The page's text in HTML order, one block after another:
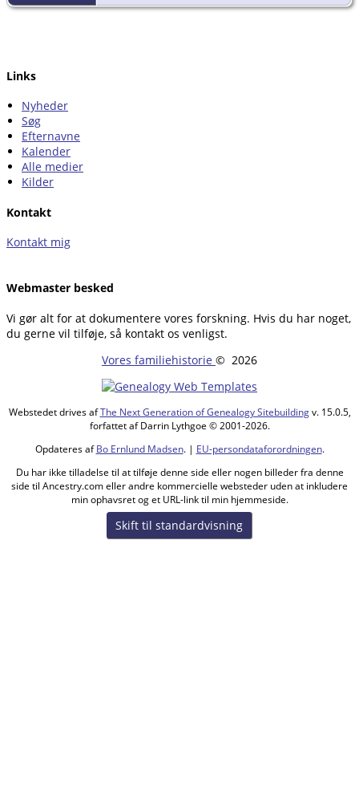
Links
Nyheder
Søg
Efternavne
Kalender
Alle medier
Kilder
Kontakt
Kontakt mig
Webmaster besked
Vi gør alt for at dokumentere vores forskning. Hvis du har noget,
du gerne vil tilføje, så kontakt os venligst.
Vores familiehistorie © 2026
Webstedet drives afThe Next Generation of Genealogy Sitebuildingv. 15.0.5,
forfattet af Darrin Lythgoe © 2001-2026.
Opdateres afBo Ernlund Madsen. | EU-persondataforordningen.
Du har ikke tilladelse til at tilføje denne side eller nogen billeder fra denne
side til Ancestry.com eller andre kommercielle websteder uden at inkludere
min ophavsret og et URL-link til min hjemmeside.
Skift til standardvisning